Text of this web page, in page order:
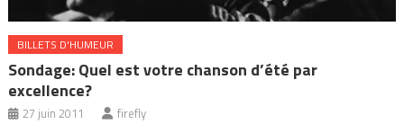
BILLETS D'HUMEUR
Sondage: Quel est votre chanson d’été par
excellence?
27 juin 2011 firefly